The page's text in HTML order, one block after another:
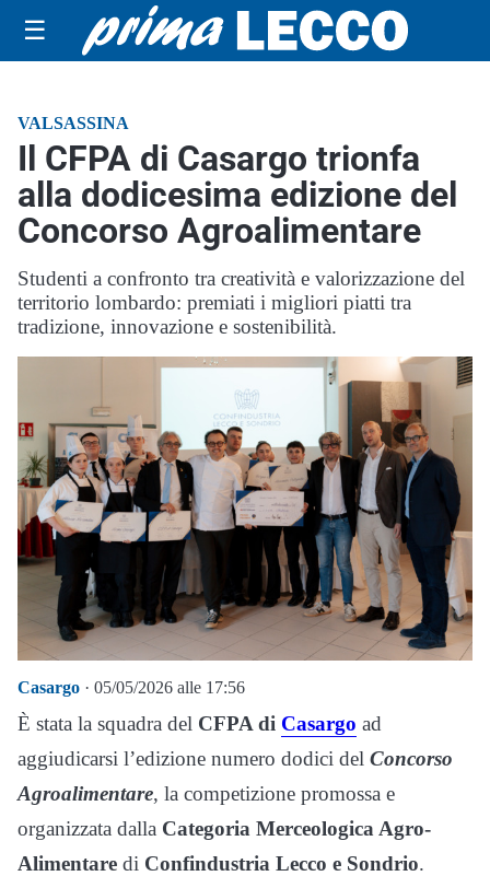
☰
VALSASSINA
Il CFPA di Casargo trionfa
alla dodicesima edizione del
Concorso Agroalimentare
Studenti a confronto tra creatività e valorizzazione del
territorio lombardo: premiati i migliori piatti tra
tradizione, innovazione e sostenibilità.
Casargo · 05/05/2026 alle 17:56
È stata la squadra del CFPA di Casargo ad
aggiudicarsi l’edizione numero dodici del Concorso
Agroalimentare, la competizione promossa e
organizzata dalla Categoria Merceologica Agro-
Alimentare di Confindustria Lecco e Sondrio.